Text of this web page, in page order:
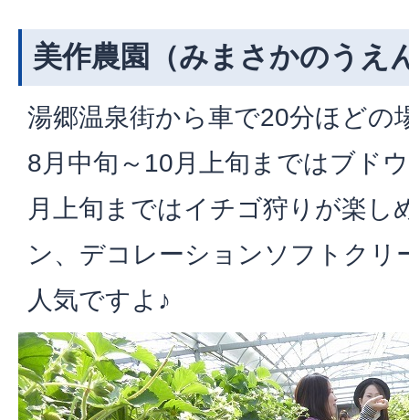
美作農園（みまさかのうえ
湯郷温泉街から車で20分ほどの
8月中旬～10月上旬まではブド
月上旬まではイチゴ狩りが楽し
ン、デコレーションソフトクリ
人気ですよ♪